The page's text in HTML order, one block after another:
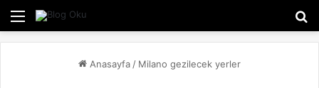
Menü
Anasayfa / Milano gezilecek yerler